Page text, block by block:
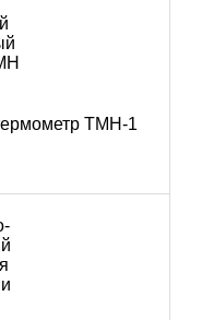
ТМН-1